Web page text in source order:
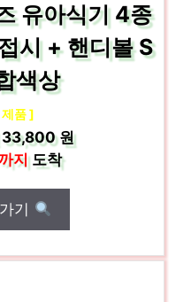
유아식기 4종
시 + 핸디볼 S
색상
품 ]
33,800 원
지도착
기